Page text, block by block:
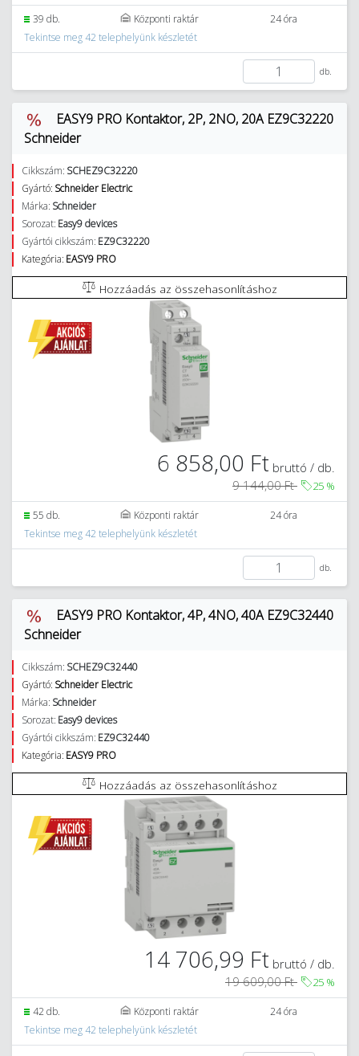
39 db. Központi raktár
24 óra
Tekintse meg 42 telephelyünk készletét
db.
EASY9 PRO Kontaktor, 2P, 2NO, 20A EZ9C32220
Schneider
Cikkszám: SCHEZ9C32220
Gyártó: Schneider Electric
Márka: Schneider
Sorozat: Easy9 devices
Gyártói cikkszám: EZ9C32220
Kategória: EASY9 PRO
Hozzáadás az összehasonlításhoz
6 858,00 Ft bruttó / db.
9 144,00 Ft
25 %
55 db. Központi raktár
24 óra
Tekintse meg 42 telephelyünk készletét
db.
EASY9 PRO Kontaktor, 4P, 4NO, 40A EZ9C32440
Schneider
Cikkszám: SCHEZ9C32440
Gyártó: Schneider Electric
Márka: Schneider
Sorozat: Easy9 devices
Gyártói cikkszám: EZ9C32440
Kategória: EASY9 PRO
Hozzáadás az összehasonlításhoz
14 706,99 Ft bruttó / db.
19 609,00 Ft
25 %
42 db. Központi raktár
24 óra
Tekintse meg 42 telephelyünk készletét